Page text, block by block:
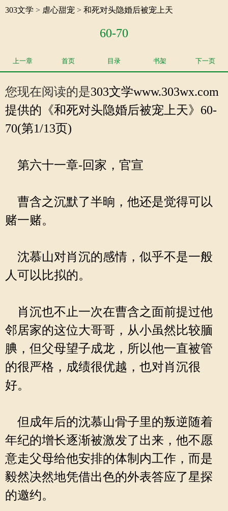
303文学 > 虐心甜宠 > 和死对头隐婚后被宠上天
60-70
上一章 首页 目录 书架 下一页
您现在阅读的是303文学www.303wx.com
提供的《和死对头隐婚后被宠上天》60-
70(第1/13页)
第六十一章-回家，官宣
曹含之沉默了半晌，他还是觉得可以
赌一赌。
沈慕山对肖沉的感情，似乎不是一般
人可以比拟的。
肖沉也不止一次在曹含之面前提过他
邻居家的这位大哥哥，从小虽然比较腼
腆，但父母望子成龙，所以他一直被管
的很严格，成绩很优越，也对肖沉很
好。
但成年后的沈慕山骨子里的叛逆随着
年纪的增长逐渐被激发了出来，他不愿
意走父母给他安排的体制内工作，而是
毅然决然地凭借出色的外表答应了星探
的邀约。